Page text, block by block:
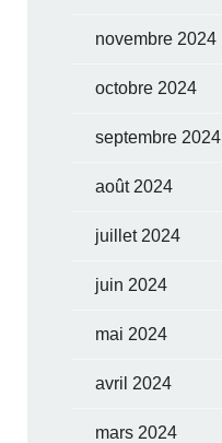
novembre 2024
octobre 2024
septembre 2024
août 2024
juillet 2024
juin 2024
mai 2024
avril 2024
mars 2024